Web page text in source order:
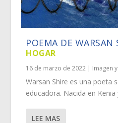
POEMA DE WARSAN
HOGAR
16 de marzo de 2022 | Imagen
Warsan Shire es una poeta
educadora. Nacida en
LEE MAS